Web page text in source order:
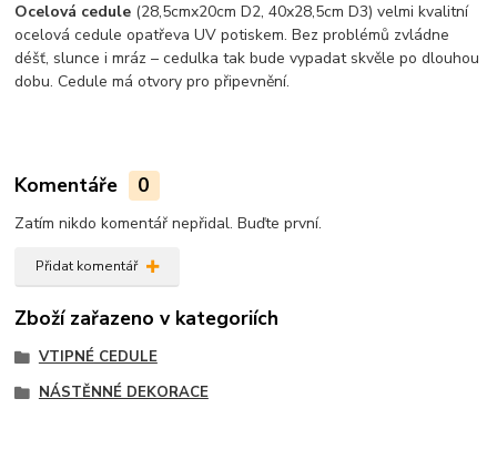
Ocelová cedule (28,5cmx20cm D2, 40x28,5cm D3) velmi kvalitní
ocelová cedule opatřeva UV potiskem. Bez problémů zvládne
déšť, slunce i mráz – cedulka tak bude vypadat skvěle po dlouhou
dobu. Cedule má otvory pro připevnění.
Komentáře 0
Zatím nikdo komentář nepřidal. Buďte první.
Přidat komentář
Zboží zařazeno v kategoriích
VTIPNÉ CEDULE
NÁSTĚNNÉ DEKORACE